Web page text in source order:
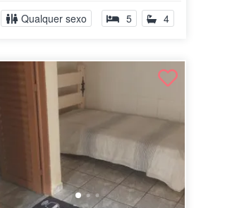
Qualquer sexo 5 4